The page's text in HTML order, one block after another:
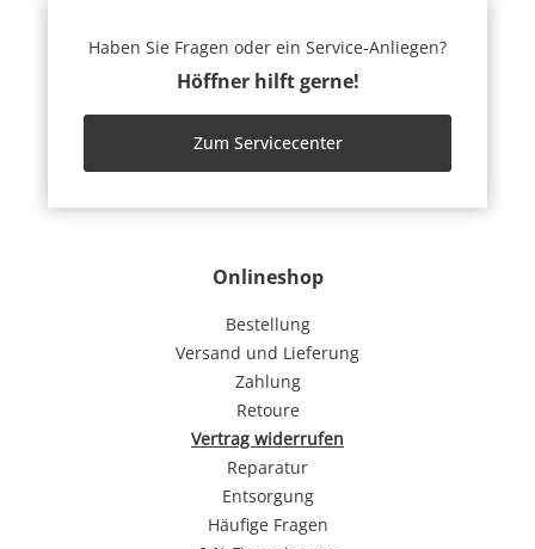
Onlineshop
Bestellung
Versand und Lieferung
Zahlung
Retoure
Vertrag widerrufen
Reparatur
Entsorgung
Häufige Fragen
Haben Sie Fragen oder ein Service-Anliegen?
Höffner hilft gerne!
Zum Servicecenter